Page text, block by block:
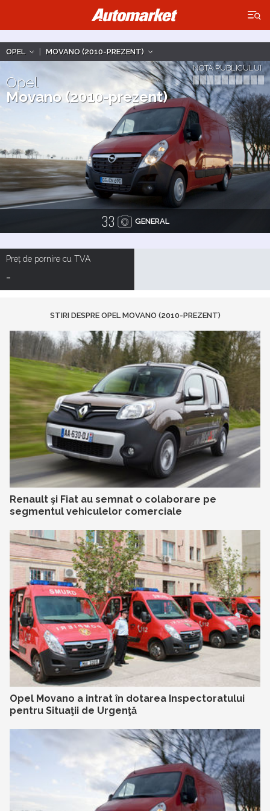
×
OPEL | MOVANO (2010-PREZENT)
Opel
Movano (2010-prezent)
NOTA PUBLICULUI
33 GENERAL
Preț de pornire cu TVA
-
STIRI DESPRE OPEL MOVANO (2010-PREZENT)
Renault şi Fiat au semnat o colaborare pe
segmentul vehiculelor comerciale
Opel Movano a intrat în dotarea Inspectoratului
pentru Situaţii de Urgenţă